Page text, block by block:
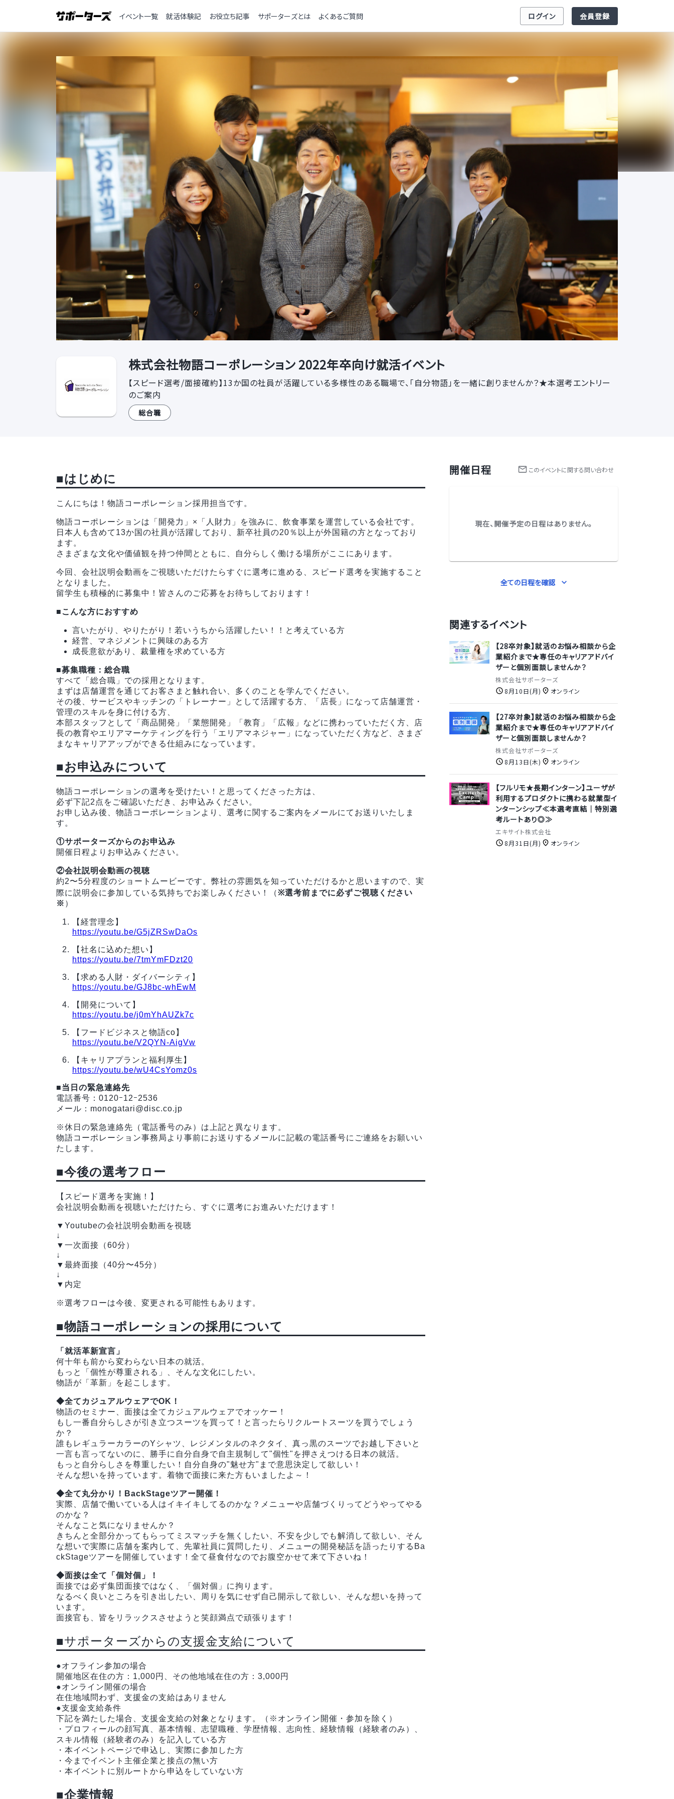
イベント一覧 就活体験記 お役立ち記事 サポーターズとは よくあるご質問 ログイン 会員登録
株式会社物語コーポレーション 2022年卒向け就活イベント
【スピード選考/面接確約】13か国の社員が活躍している多様性のある職場で、「自分物語」を一緒に創りませんか？★本選考エントリー
のご案内
総合職
■はじめに
こんにちは！物語コーポレーション採用担当です。
物語コーポレーションは「開発力」×「人財力」を強みに、飲食事業を運営している会社です。
日本人も含めて13か国の社員が活躍しており、新卒社員の20％以上が外国籍の方となっており
ます。
さまざまな文化や価値観を持つ仲間とともに、自分らしく働ける場所がここにあります。
今回、会社説明会動画をご視聴いただけたらすぐに選考に進める、スピード選考を実施すること
となりました。
留学生も積極的に募集中！皆さんのご応募をお待ちしております！
■こんな方におすすめ
言いたがり、やりたがり！若いうちから活躍したい！！と考えている方
経営、マネジメントに興味のある方
成長意欲があり、裁量権を求めている方
■募集職種：総合職
すべて「総合職」での採用となります。
まずは店舗運営を通じてお客さまと触れ合い、多くのことを学んでください。
その後、サービスやキッチンの「トレーナー」として活躍する方、「店長」になって店舗運営・
管理のスキルを身に付ける方、
本部スタッフとして「商品開発」「業態開発」「教育」「広報」などに携わっていただく方、店
長の教育やエリアマーケティングを行う「エリアマネジャー」になっていただく方など、さまざ
まなキャリアアップができる仕組みになっています。
■お申込みについて
物語コーポレーションの選考を受けたい！と思ってくださった方は、
必ず下記2点をご確認いただき、お申込みください。
お申し込み後、物語コーポレーションより、選考に関するご案内をメールにてお送りいたしま
す。
①サポーターズからのお申込み
開催日程よりお申込みください。
②会社説明会動画の視聴
約2〜5分程度のショートムービーです。弊社の雰囲気を知っていただけるかと思いますので、実
際に説明会に参加している気持ちでお楽しみください！（※選考前までに必ずご視聴ください
※ ）
【経営理念】
https://youtu.be/G5jZRSwDaOs
【社名に込めた想い】
https://youtu.be/7tmYmFDzt20
【求める人財・ダイバーシティ】
https://youtu.be/GJ8bc-whEwM
【開発について】
https://youtu.be/j0mYhAUZk7c
【フードビジネスと物語co】
https://youtu.be/V2QYN-AigVw
【キャリアプランと福利厚生】
https://youtu.be/wU4CsYomz0s
■当日の緊急連絡先
電話番号：0120ｰ12ｰ2536
メール：monogatari@disc.co.jp
※休日の緊急連絡先（電話番号のみ）は上記と異なります。
物語コーポレーション事務局より事前にお送りするメールに記載の電話番号にご連絡をお願いい
たします。
■今後の選考フロー
【スピード選考を実施！】
会社説明会動画を視聴いただけたら、すぐに選考にお進みいただけます！
▼Youtubeの会社説明会動画を視聴
↓
▼一次面接（60分）
↓
▼最終面接（40分〜45分）
↓
▼内定
※選考フローは今後、変更される可能性もあります。
■物語コーポレーションの採用について
「就活革新宣言」
何十年も前から変わらない日本の就活。
もっと「個性が尊重される」、そんな文化にしたい。
物語が「革新」を起こします。
◆全てカジュアルウェアでOK！
物語のセミナー、面接は全てカジュアルウェアでオッケー！
もし一番自分らしさが引き立つスーツを買って！と言ったらリクルートスーツを買うでしょう
か？
誰もレギュラーカラーのYシャツ、レジメンタルのネクタイ、真っ黒のスーツでお越し下さいと
一言も言ってないのに、勝手に自分自身で自主規制して"個性"を押さえつける日本の就活。
もっと自分らしさを尊重したい！自分自身の"魅せ方"まで意思決定して欲しい！
そんな想いを持っています。着物で面接に来た方もいましたよ～！
◆全て丸分かり！BackStageツアー開催！
実際、店舗で働いている人はイキイキしてるのかな？メニューや店舗づくりってどうやってやる
のかな？
そんなこと気になりませんか？
きちんと全部分かってもらってミスマッチを無くしたい、不安を少しでも解消して欲しい、そん
な想いで実際に店舗を案内して、先輩社員に質問したり、メニューの開発秘話を語ったりするBa
ckStageツアーを開催しています！全て昼食付なのでお腹空かせて来て下さいね！
◆面接は全て「個対個」！
面接では必ず集団面接ではなく、「個対個」に拘ります。
なるべく良いところを引き出したい、周りを気にせず自己開示して欲しい、そんな想いを持って
います。
面接官も、皆をリラックスさせようと笑顔満点で頑張ります！
■サポーターズからの支援金支給について
●オフライン参加の場合
開催地区在住の方：1,000円、その他地域在住の方：3,000円
●オンライン開催の場合
在住地域問わず、支援金の支給はありません
●支援金支給条件
下記を満たした場合、支援金支給の対象となります。（※オンライン開催・参加を除く）
・プロフィールの顔写真、基本情報、志望職種、学歴情報、志向性、経験情報（経験者のみ）、
スキル情報（経験者のみ）を記入している方
・本イベントページで申込し、実際に参加した方
・今までイベント主催企業と接点の無い方
・本イベントに別ルートから申込をしていない方
■企業情報
開催日程 このイベントに関する問い合わせ
現在、開催予定の日程はありません。
全ての日程を確認
関連するイベント
【28卒対象】就活のお悩み相談から企
業紹介まで★専任のキャリアアドバイ
ザーと個別面談しませんか？
株式会社サポーターズ
8月10日(月)
オンライン
【27卒対象】就活のお悩み相談から企
業紹介まで★専任のキャリアアドバイ
ザーと個別面談しませんか？
株式会社サポーターズ
8月13日(木)
オンライン
【フルリモ★長期インターン】ユーザが
利用するプロダクトに携わる就業型イ
ンターンシップ≪本選考直結｜特別選
考ルートあり◎≫
エキサイト株式会社
8月31日(月)
オンライン